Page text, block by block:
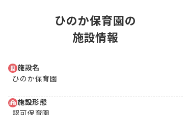
ひのか保育園の
施設情報
施設名
ひのか保育園
施設形態